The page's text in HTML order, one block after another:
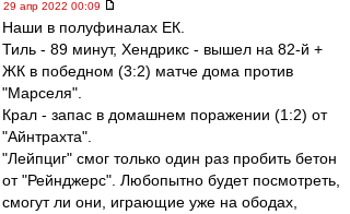
29 апр 2022 00:09
Наши в полуфиналах ЕК.
Тиль - 89 минут, Хендрикс - вышел на 82-й +
ЖК в победном (3:2) матче дома против
"Марселя".
Крал - запас в домашнем поражении (1:2) от
"Айнтрахта".
"Лейпциг" смог только один раз пробить бетон
от "Рейнджерс". Любопытно будет посмотреть,
смогут ли они, играющие уже на ободах,